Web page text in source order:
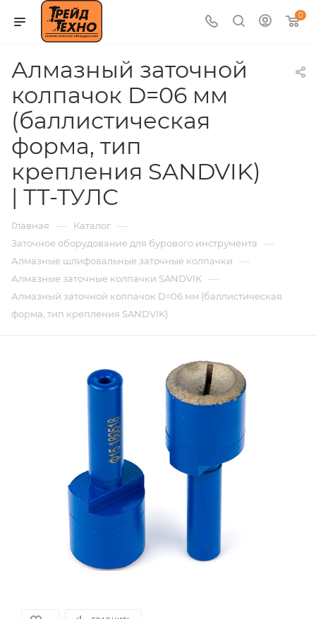
0
Алмазный заточной
колпачок D=06 мм
(баллистическая
форма, тип
крепления SANDVIK)
| ТТ-ТУЛС
Главная — Каталог —
Заточное оборудование для бурового инструмента —
Алмазные шлифовальные заточные колпачки —
Алмазные заточные колпачки SANDVIK —
Алмазный заточной колпачок D=06 мм (баллистическая
форма, тип крепления SANDVIK)